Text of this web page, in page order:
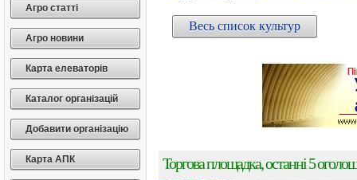
Агро статті
Агро новини
Карта елеваторів
Каталог організацій
Добавити організацію
Карта АПК
Весь список культур
Торгова площадка, останні 5